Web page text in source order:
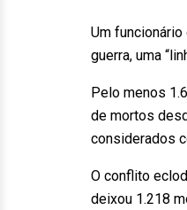
Um
guerra, uma
Pelo menos
de mortos
considerados
O conflito
deixou 1.218